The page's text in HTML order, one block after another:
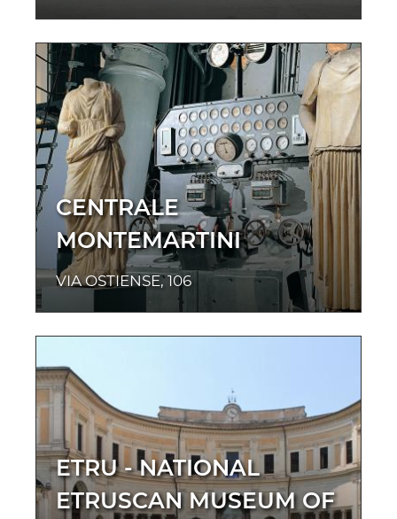
CENTRALE
MONTEMARTINI
VIA OSTIENSE, 106
ETRU - NATIONAL
ETRUSCAN MUSEUM OF